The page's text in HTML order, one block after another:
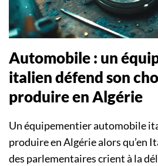
Automobile : un
italien défend son
produire en Algérie
Un équipementier automobile
produire en Algérie alors qu’en
des parlementaires crient à la